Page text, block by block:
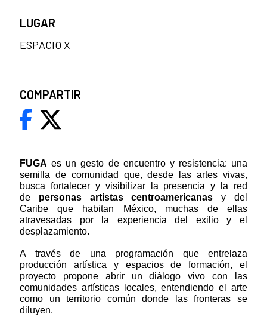
FUGA es un gesto de encuentro y resistencia: una
semilla de comunidad que, desde las artes vivas,
busca fortalecer y visibilizar la presencia y la red
de personas artistas centroamericanasy del
Caribe que habitan México, muchas de ellas
atravesadas por la experiencia del exilio y el
desplazamiento.
A través de una programación que entrelaza
producción artística y espacios de formación, el
proyecto propone abrir un diálogo vivo con las
comunidades artísticas locales, entendiendo el arte
como un territorio común donde las fronteras se
diluyen.
LUGAR
ESPACIO X
COMPARTIR